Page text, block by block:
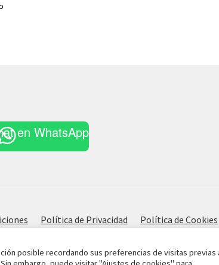
en WhatsApp
Política de Privacidad Política de Cookies
posible recordando sus preferencias de visitas previas